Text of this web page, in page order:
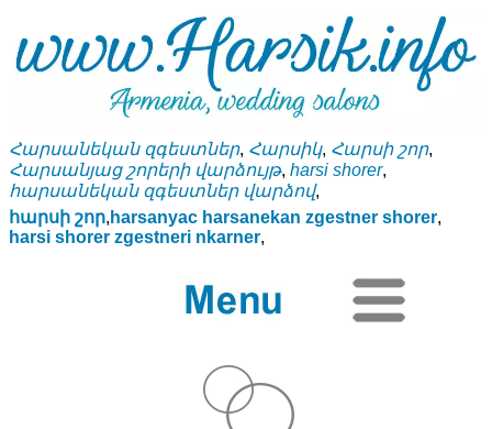
Հարսանեկան զգեստներ, Հարսիկ, Հարսի շոր,
Հարսանյաց շորերի վարձույթ, harsi shorer,
հարսանեկան զգեստներ վարձով,
հարսի շոր, harsanyac harsanekan zgestner shorer,
harsi shorer zgestneri nkarner,